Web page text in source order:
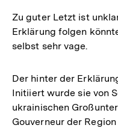
Zu guter Letzt ist
Erklärung folgen
selbst sehr vage.
Der hinter der
Initiiert wurde sie von
ukrainischen
Gouverneur der